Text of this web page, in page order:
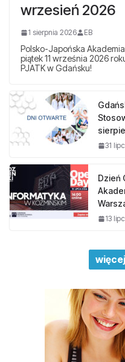
wrzesień 2026
1 sierpnia 2026 EB
Polsko-Japońska
piątek 11 września 2026
PJATK w Gdańsku!
31
Dzień
13